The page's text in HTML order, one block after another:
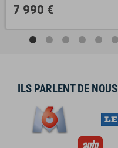
7 990 €
ILS PARLENT DE NOUS